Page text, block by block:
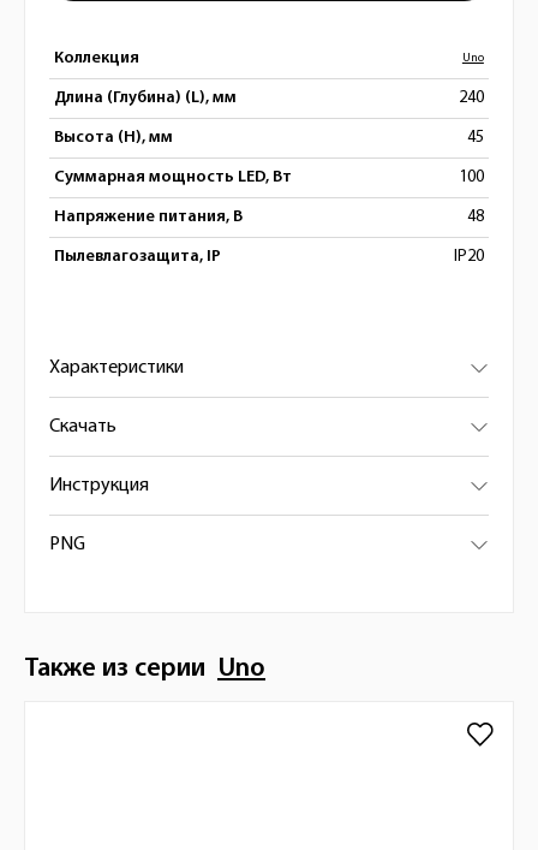
Коллекция Uno
Длина (Глубина) (L), мм 240
Высота (H), мм 45
Суммарная мощность LED, Вт 100
Напряжение питания, В 48
Пылевлагозащита, IP IP20
Характеристики
Скачать
Инструкция
PNG
Также из серии Uno